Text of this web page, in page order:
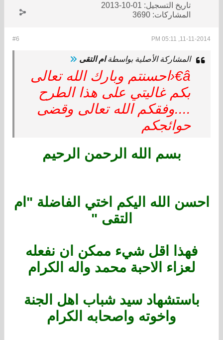
تاريخ التسجيل: 01-10-2013
المشاركات: 3690
#6 11-11-2014, 05:11 PM
المشاركة الأصلية بواسطةام التقى
â€‹احسنتم وبارك الله تعالى
بكم غاليتي على هذا الطرح
....وفقكم الله تعالى وقضى
حوائجكم
بسم الله الرحمن الرحيم
احسن الله اليكم اختي الفاضلة "ام
التقى "
فهذا اقل شيء ممكن ان نفعله
لعزاء الاحبة محمد واله الكرام
باستشهاد سيد شباب اهل الجنة
واخوته واصحابه الكرام